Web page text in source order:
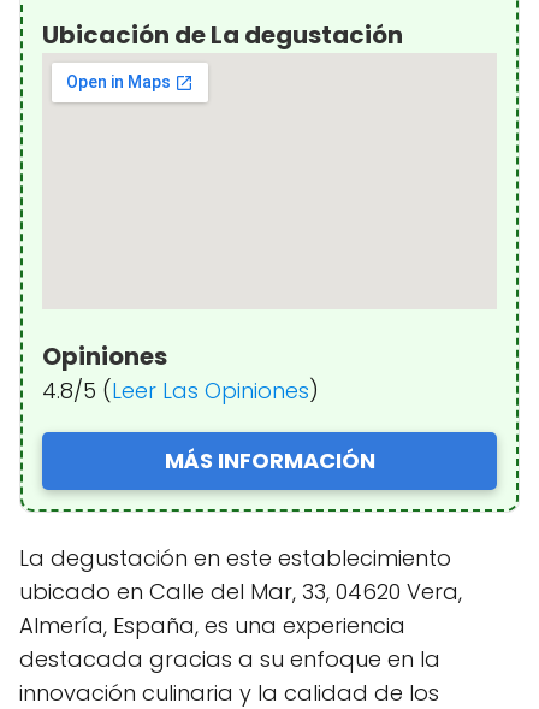
Ubicación de La degustación
Opiniones
4.8/5 (Leer Las Opiniones)
MÁS INFORMACIÓN
La degustación en este establecimiento
ubicado en Calle del Mar, 33, 04620 Vera,
Almería, España, es una experiencia
destacada gracias a su enfoque en la
innovación culinaria y la calidad de los